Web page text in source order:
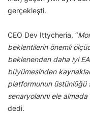
gerçekleşti.
CEO Dev Ittycheria, “
beklentilerin önemli
beklenenden daha iyi EA
büyümesinden
platformunun üstünlüğü
senaryolarını ele
dedi.